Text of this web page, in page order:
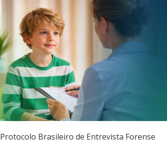
Protocolo Brasileiro de Entrevista Forense